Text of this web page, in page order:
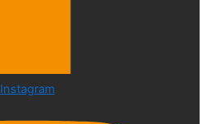
Instagram